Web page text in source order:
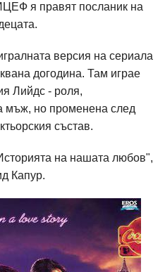
я правят посланик на
версия на сериала
догодина. Там играе
Лийдс - роля,
мъж, но променена след
състав.
на нашата любов",
Капур.